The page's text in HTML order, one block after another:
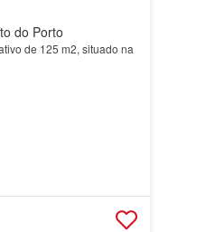
do Porto
de 125 m2, situado na